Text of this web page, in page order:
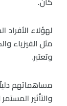
لهؤلاء
مثل الفيزياء
وتعتبر.
مساهماتهم
والتأثير